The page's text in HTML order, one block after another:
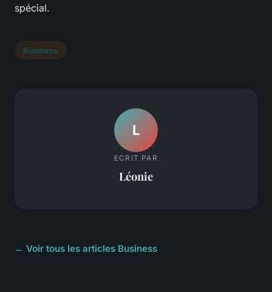
spécial.
Business
L
ECRIT PAR
Léonie
← Voir tous les articles Business